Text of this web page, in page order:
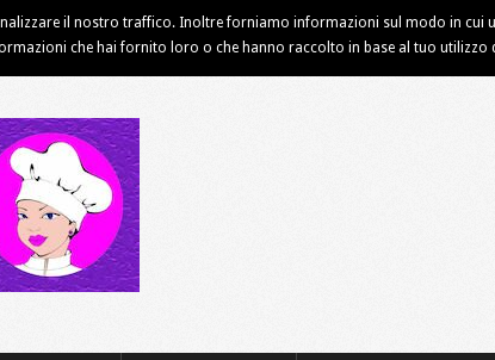
NOTE LEGALI PUBBLICITÀ
il nostro traffico. Inoltre forniamo informazioni sul modo in
che hai fornito loro o che hanno raccolto in base al tuo utilizzo